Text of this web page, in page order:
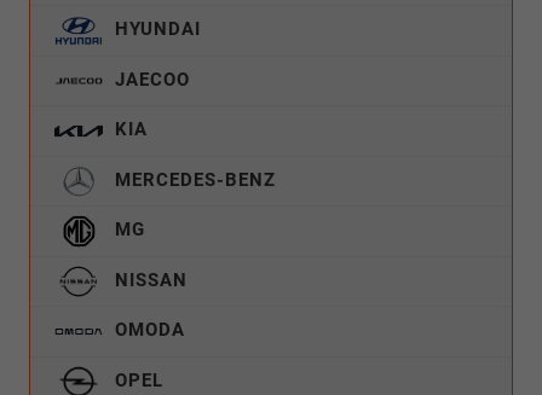
HYUNDAI
JAECOO
KIA
MERCEDES-BENZ
MG
NISSAN
OMODA
OPEL